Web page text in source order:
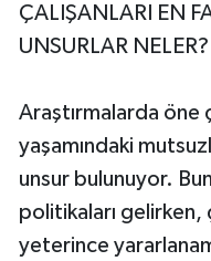
ÇALIŞANLARI EN
UNSURLAR NELER?
Araştırmalarda öne
yaşamındaki
unsur bulunuyor.
politikaları gelirken,
yeterince